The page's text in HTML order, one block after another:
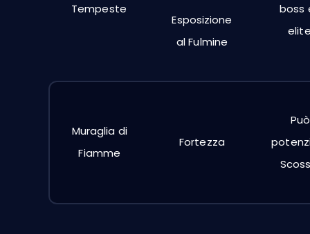
Tempeste
Esposizione
al Fulmine
boss
Muraglia di
Fiamme
Fortezza
Può